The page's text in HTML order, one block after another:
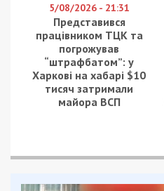
5/08/2026 - 21:31
Представився
працівником ТЦК та
погрожував
“штрафбатом”: у
Харкові на хабарі $10
тисяч затримали
майора ВСП